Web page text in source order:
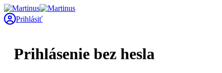
Prihlásiť
Prihlásenie bez hesla